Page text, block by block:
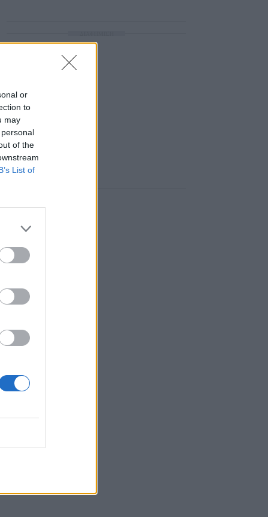
or
to
may
of the
List of